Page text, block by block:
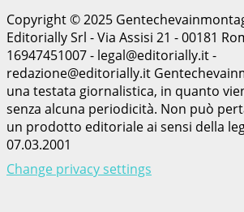
Copyright © 2025
Editorially Srl - Via Assisi 21 - 00181
16947451007 - legal@editorially.it -
redazione@editorially.it
una testata giornalistica, in quanto
senza alcuna periodicità. Non può
un prodotto editoriale ai sensi della
07.03.2001
Change privacy settings